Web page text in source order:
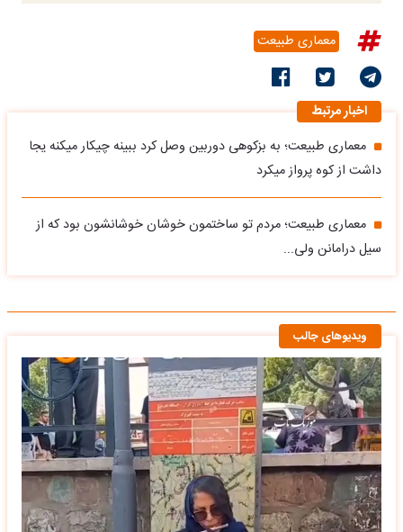
معماری طبیعت
اخبار مرتبط
معماری طبیعت؛ به بزکوهی دوربین وصل کرد ببینه چیکار میکنه یجا
داشت از کوه پرواز میکرد
معماری طبیعت؛ مردم تو ساختمون خوشان خوشانشون بود که از
سیل درامانن ولی...
ویدیوهای جالب